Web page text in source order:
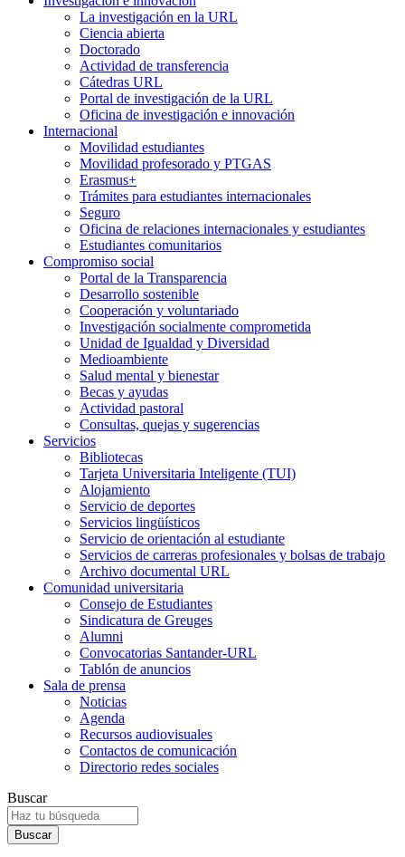
La investigación en la URL
Ciencia abierta
Doctorado
Actividad de transferencia
Cátedras URL
Portal de investigación de la URL
Oficina de investigación e innovación
Internacional
Movilidad estudiantes
Movilidad profesorado y PTGAS
Erasmus+
Trámites para estudiantes internacionales
Seguro
Oficina de relaciones internacionales y estudiantes
Estudiantes comunitarios
Compromiso social
Portal de la Transparencia
Desarrollo sostenible
Cooperación y voluntariado
Investigación socialmente comprometida
Unidad de Igualdad y Diversidad
Medioambiente
Salud mental y bienestar
Becas y ayudas
Actividad pastoral
Consultas, quejas y sugerencias
Servicios
Bibliotecas
Tarjeta Universitaria Inteligente (TUI)
Alojamiento
Servicio de deportes
Servicios lingüísticos
Servicio de orientación al estudiante
Servicios de carreras profesionales y bolsas de trabajo
Archivo documental URL
Comunidad universitaria
Consejo de Estudiantes
Sindicatura de Greuges
Alumni
Convocatorias Santander-URL
Tablón de anuncios
Sala de prensa
Noticias
Agenda
Recursos audiovisuales
Contactos de comunicación
Directorio redes sociales
Buscar